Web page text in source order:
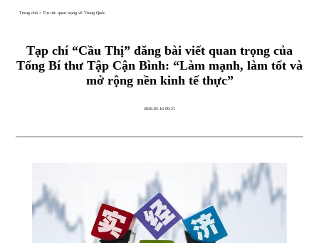
Trang chủ >Tin tức quan trọng về Trung Quốc
Tạp chí “Cầu Thị” đăng bài viết quan trọng của
Tổng Bí thư Tập Cận Bình: “Làm mạnh, làm tốt và
mở rộng nền kinh tế thực”
2026-05-16 09:21